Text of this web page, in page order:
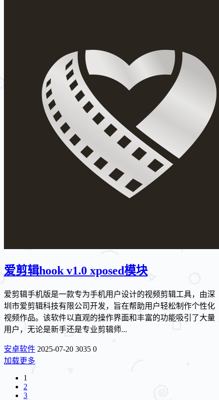
爱剪辑hook v1.0 xposed模块
爱剪辑手机版是一款专为手机用户设计的视频剪辑工具，由深
圳市爱剪辑科技有限公司开发，旨在帮助用户轻松制作个性化
视频作品。该软件以直观的操作界面和丰富的功能吸引了大量
用户，无论是新手还是专业剪辑师...
安卓软件 2025-07-20 3035 0
加载更多
1
2
3